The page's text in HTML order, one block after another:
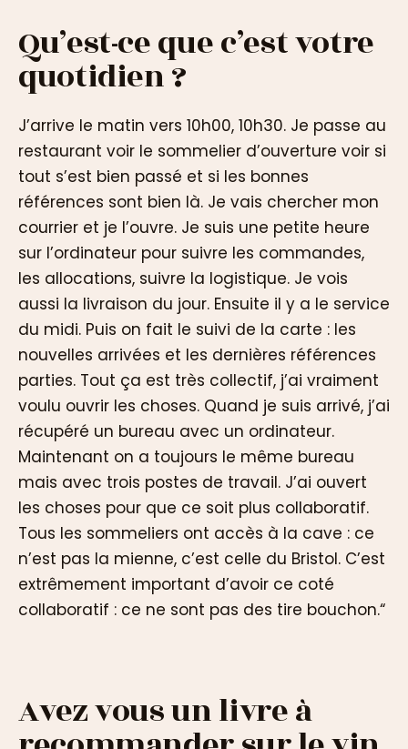
Qu’est-ce que c’est votre
quotidien ?
J’arrive le matin vers 10h00, 10h30. Je passe au
restaurant voir le sommelier d’ouverture voir si
tout s’est bien passé et si les bonnes
références sont bien là. Je vais chercher mon
courrier et je l’ouvre. Je suis une petite heure
sur l’ordinateur pour suivre les commandes,
les allocations, suivre la logistique. Je vois
aussi la livraison du jour. Ensuite il y a le service
du midi. Puis on fait le suivi de la carte : les
nouvelles arrivées et les dernières références
parties. Tout ça est très collectif, j’ai vraiment
voulu ouvrir les choses. Quand je suis arrivé, j’ai
récupéré un bureau avec un ordinateur.
Maintenant on a toujours le même bureau
mais avec trois postes de travail. J’ai ouvert
les choses pour que ce soit plus collaboratif.
Tous les sommeliers ont accès à la cave : ce
n’est pas la mienne, c’est celle du Bristol. C’est
extrêmement important d’avoir ce coté
collaboratif : ce ne sont pas des tire bouchon.“
Avez vous un livre à